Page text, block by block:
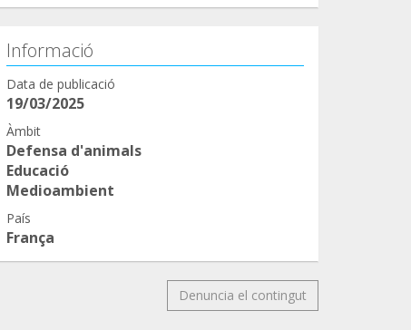
Informació
Data de publicació
19/03/2025
Àmbit
Defensa d'animals
Educació
Medioambient
País
França
Denuncia el contingut